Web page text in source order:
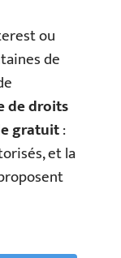
ou
de
de droits
gratuit:
et la